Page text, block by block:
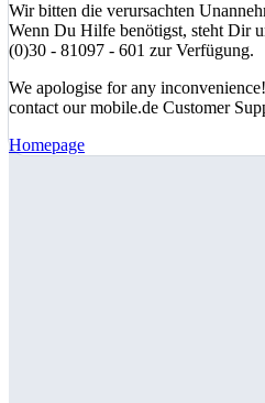
Wir bitten die verursachten
Wenn Du Hilfe benötigst, steht Dir
(0)30 - 81097 - 601 zur Verfügung.
We apologise for any
contact our mobile.de Customer
Homepage